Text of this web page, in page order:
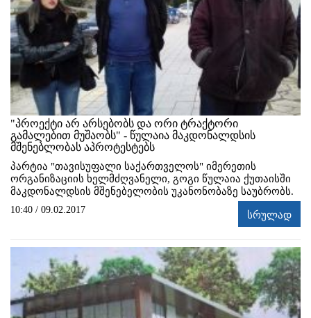
"პროექტი არ არსებობს და ორი ტრაქტორი
გამალებით მუშაობს" - წულაია მაკდონალდსის
მშენებლობას აპროტესტებს
პარტია "თავისუფალი საქართველოს" იმერეთის
ორგანიზაციის ხელმძღვანელი, გოგი წულაია ქუთაისში
მაკდონალდსის მშენებელობის უკანონობაზე საუბრობს.
10:40 / 09.02.2017 სრულად